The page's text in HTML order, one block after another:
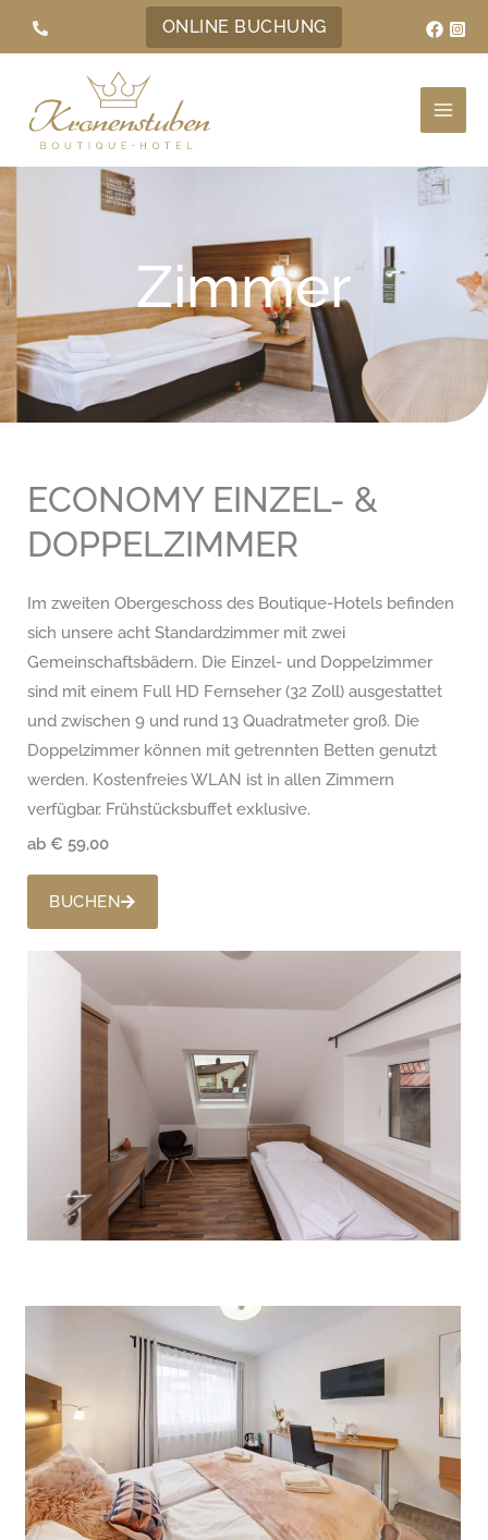
ONLINE BUCHUNG
Zimmer
ECONOMY EINZEL- &
DOPPELZIMMER
Im zweiten Obergeschoss des Boutique-Hotels befinden
sich unsere acht Standardzimmer mit zwei
Gemeinschaftsbädern. Die Einzel- und Doppelzimmer
sind mit einem Full HD Fernseher (32 Zoll) ausgestattet
und zwischen 9 und rund 13 Quadratmeter groß. Die
Doppelzimmer können mit getrennten Betten genutzt
werden. Kostenfreies WLAN ist in allen Zimmern
verfügbar. Frühstücksbuffet exklusive.
ab € 59,00
BUCHEN